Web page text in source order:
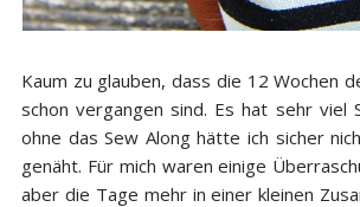
Kaum zu glauben, dass die 12 Wochen
schon vergangen sind. Es hat sehr viel
ohne das Sew Along hätte ich sicher
genäht. Für mich waren einige
aber die Tage mehr in einer kleinen